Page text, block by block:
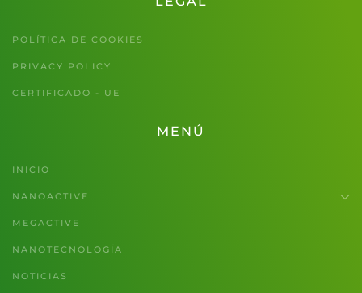
POLÍTICA DE COOKIES
PRIVACY POLICY
CERTIFICADO - UE
MENÚ
INICIO
NANOACTIVE
MEGACTIVE
NANOTECNOLOGÍA
NOTICIAS